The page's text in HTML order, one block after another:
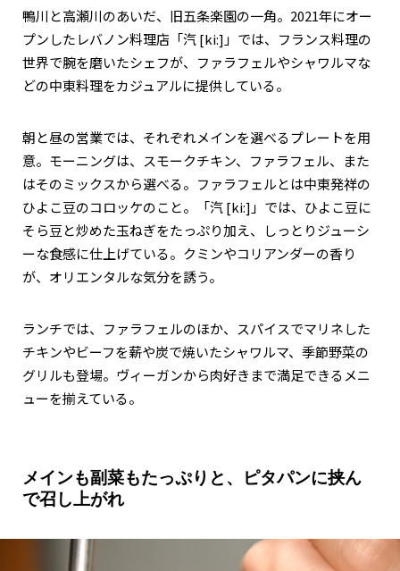
鴨川と高瀬川のあいだ、旧五条楽園の一角。2021年にオー
プンしたレバノン料理店「汽 [ki:]」では、フランス料理の
世界で腕を磨いたシェフが、ファラフェルやシャワルマな
どの中東料理をカジュアルに提供している。
朝と昼の営業では、それぞれメインを選べるプレートを用
意。モーニングは、スモークチキン、ファラフェル、また
はそのミックスから選べる。ファラフェルとは中東発祥の
ひよこ豆のコロッケのこと。「汽 [ki:]」では、ひよこ豆に
そら豆と炒めた玉ねぎをたっぷり加え、しっとりジューシ
ーな食感に仕上げている。クミンやコリアンダーの香り
が、オリエンタルな気分を誘う。
ランチでは、ファラフェルのほか、スパイスでマリネした
チキンやビーフを薪や炭で焼いたシャワルマ、季節野菜の
グリルも登場。ヴィーガンから肉好きまで満足できるメニ
ューを揃えている。
メインも副菜もたっぷりと、ピタパンに挟ん
で召し上がれ